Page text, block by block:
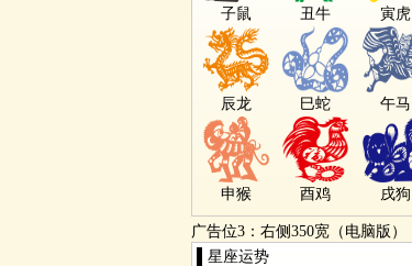
子鼠 丑牛 寅虎
辰龙 巳蛇 午马
申猴 酉鸡 戌狗
广告位3：右侧350宽（电脑版）
▌星座运势